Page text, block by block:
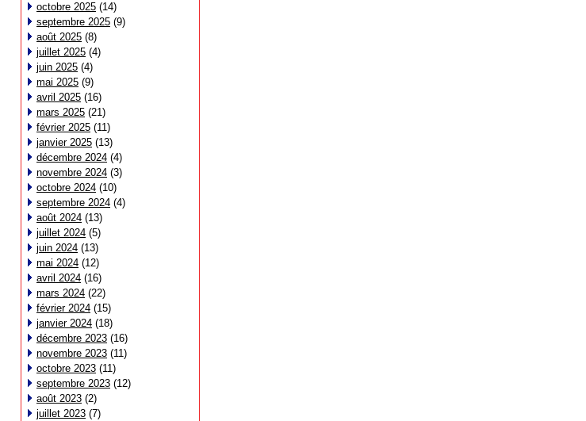
octobre 2025 (14)
septembre 2025 (9)
août 2025 (8)
juillet 2025 (4)
juin 2025 (4)
mai 2025 (9)
avril 2025 (16)
mars 2025 (21)
février 2025 (11)
janvier 2025 (13)
décembre 2024 (4)
novembre 2024 (3)
octobre 2024 (10)
septembre 2024 (4)
août 2024 (13)
juillet 2024 (5)
juin 2024 (13)
mai 2024 (12)
avril 2024 (16)
mars 2024 (22)
février 2024 (15)
janvier 2024 (18)
décembre 2023 (16)
novembre 2023 (11)
octobre 2023 (11)
septembre 2023 (12)
août 2023 (2)
juillet 2023 (7)